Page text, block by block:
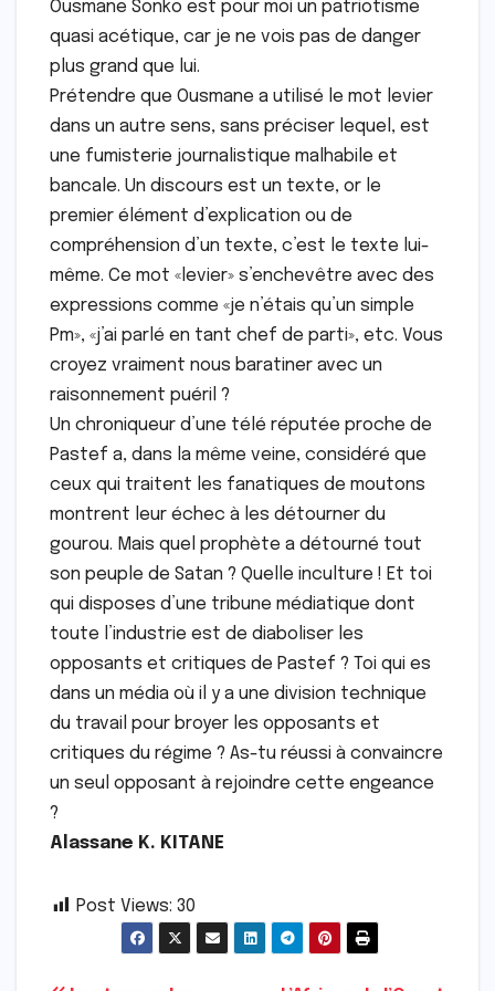
Ousmane Sonko est pour moi un patriotisme
quasi acétique, car je ne vois pas de danger
plus grand que lui.
Prétendre que Ousmane a utilisé le mot levier
dans un autre sens, sans préciser lequel, est
une fumisterie journalistique malhabile et
bancale. Un discours est un texte, or le
premier élément d’explication ou de
compréhension d’un texte, c’est le texte lui-
même. Ce mot «levier» s’enchevêtre avec des
expressions comme «je n’étais qu’un simple
Pm», «j’ai parlé en tant chef de parti», etc. Vous
croyez vraiment nous baratiner avec un
raisonnement puéril ?
Un chroniqueur d’une télé réputée proche de
Pastef a, dans la même veine, considéré que
ceux qui traitent les fanatiques de moutons
montrent leur échec à les détourner du
gourou. Mais quel prophète a détourné tout
son peuple de Satan ? Quelle inculture ! Et toi
qui disposes d’une tribune médiatique dont
toute l’industrie est de diaboliser les
opposants et critiques de Pastef ? Toi qui es
dans un média où il y a une division technique
du travail pour broyer les opposants et
critiques du régime ? As-tu réussi à convaincre
un seul opposant à rejoindre cette engeance
?
Alassane K. KITANE
Post Views: 30